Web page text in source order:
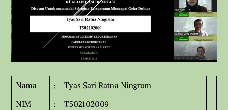
Nama :
Tyas Sari Ratna Ningrum
NIM
:
T502102009